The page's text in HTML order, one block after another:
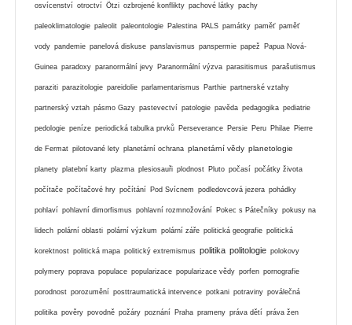
osvícenství otroctví Ötzi ozbrojené konflikty pachové látky pachy
paleoklimatologie paleolit paleontologie Palestina PALS památky paměť paměť
vody pandemie panelová diskuse panslavismus panspermie papež Papua Nová-
Guinea paradoxy paranormální jevy Paranormální výzva parasitismus parašutismus
paraziti parazitologie pareidolie parlamentarismus Parthie partnerské vztahy
partnerský vztah pásmo Gazy pastevectví patologie pavěda pedagogika pediatrie
pedologie peníze periodická tabulka prvků Perseverance Persie Peru Philae Pierre
de Fermat pilotované lety planetární ochrana planetární vědy planetologie
planety platební karty plazma plesiosauři plodnost Pluto počasí počátky života
počítače počítačové hry počítání Pod Svícnem podledovcová jezera pohádky
pohlaví pohlavní dimorfismus pohlavní rozmnožování Pokec s Pátečníky pokusy na
lidech polární oblasti polární výzkum polární záře politická geografie politická
korektnost politická mapa politický extremismus politika politologie polokovy
polymery poprava populace popularizace popularizace vědy porfen pornografie
porodnost porozumění posttraumatická intervence potkani potraviny poválečná
politika pověry povodně požáry poznání Praha prameny práva dětí práva žen